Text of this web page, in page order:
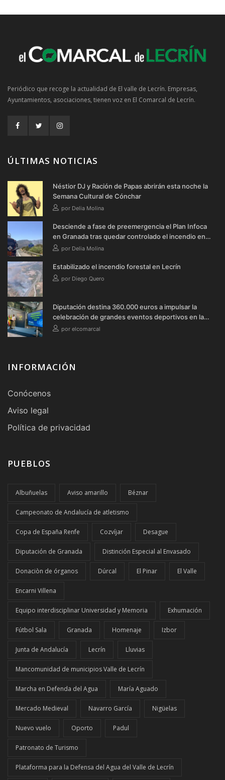
Periódico que recoge la actualidad de El valle de Lecrín. Empresas,
Ayuntamientos, asociaciones, tienen voz en El Comarcal de Lecrín.
ÚLTIMAS NOTICIAS
Néstior DJ y Ración de Papas abrirán esta noche la
Semana Cultural de Cónchar
por Delia Molina
Desciende a fase de preemergencia el Plan Infoca
en Granada tras quedar controlado el incendio en
Lecrínpor Delia Molina
Estabilizado el incendio forestal en Lecrín
por Diego Quero
Diputación destina 360.000 euros a impulsar la
celebración de grandes eventos deportivos en la
provincia durante 2026
por elcomarcal
INFORMACIÓN
Conócenos
Aviso legal
Política de privacidad
PUEBLOS
Albuñuelas Aviso amarillo Béznar
Campeonato de Andalucía de atletismo
Copa de España Renfe Cozvíjar Desague
Diputación de Granada Distinción Especial al Envasado
Donaciòn de órganos Dúrcal El Pinar El Valle
Encarni Villena
Equipo interdisciplinar Universidad y Memoria Exhumación
Fútbol Sala Granada Homenaje Izbor
Junta de Andalucía Lecrín Lluvias
Mancomunidad de municipios Valle de Lecrín
Marcha en Defenda del Agua María Aguado
Mercado Medieval Navarro García Nigüelas
Nuevo vuelo Oporto Padul
Patronato de Turismo
Plataforma para la Defensa del Agua del Valle de Lecrín